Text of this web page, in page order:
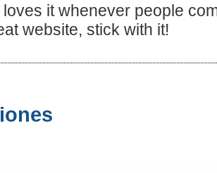
it whenever people
website, stick with it!